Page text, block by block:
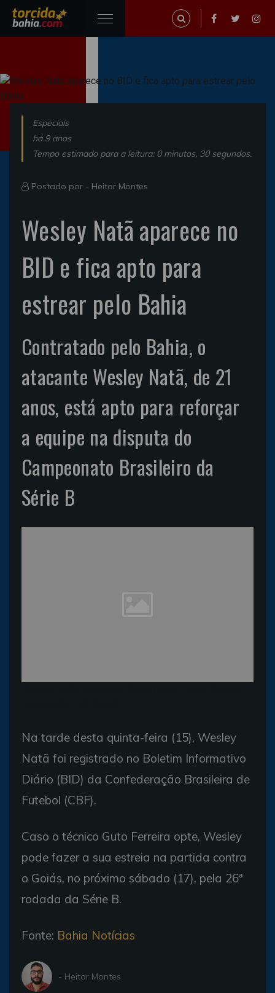
Especiais
há 9 anos
Tempo estimado para a leitura: 0 minutos, 30 segundos.
Postado por - Heitor Montes
Wesley Natã aparece no
BID e fica apto para
estrear pelo Bahia
Contratado pelo Bahia, o
atacante Wesley Natã, de 21
anos, está apto para reforçar
a equipe na disputa do
Campeonato Brasileiro da
Série B
Na tarde desta quinta-feira (15), Wesley
Natã foi registrado no Boletim Informativo
Diário (BID) da Confederação Brasileira de
Futebol (CBF).
Caso o técnico Guto Ferreira opte, Wesley
pode fazer a sua estreia na partida contra
o Goiás, no próximo sábado (17), pela 26ª
rodada da Série B.
Fonte: Bahia Notícias
- Heitor Montes